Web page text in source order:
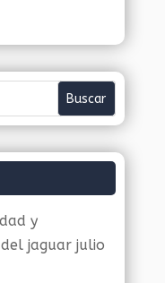
y
jaguar julio